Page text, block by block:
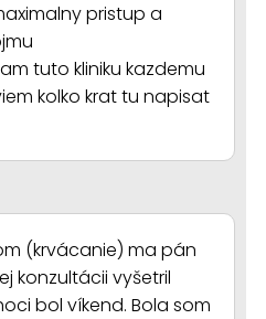
pristup a
tuto kliniku kazdemu
kolko krat tu napisat
(krvácanie) ma pán
konzultácii vyšetril
bol víkend. Bola som